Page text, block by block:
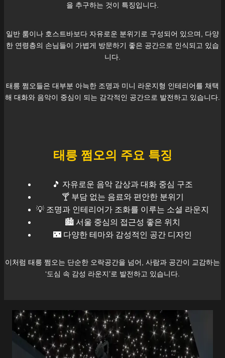
을 추구하는 것이 특징입니다.
일반 룸이나 호스트바보다 자유로운 분위기로 구성되어 있으며, 다양
한 연령층의 손님들이 가볍게 방문하기 좋은 공간으로 인식되고 있습
니다.
태릉 쩜오들은 대부분 아늑한 조명과 미니 라운지형 인테리어를 채택
해 대화와 음악이 중심이 되는 감각적인 공간으로 발전하고 있습니다.
태릉쩜오의 주요 특징
🎵 자유로운 음악 감상과 대화 중심 구조
🍸 부담 없는 음료와 편안한 분위기
💡 조명과 인테리어가 조화를 이루는 소셜 라운지
🏙️ 서울 중심의 접근성 좋은 위치
🌃 다양한 테마와 감성적인 공간 디자인
이처럼 태릉 쩜오는 단순한 오락공간을 넘어, 사람과 공간이 교감하는
‘도심 속 감성 라운지’로 발전하고 있습니다.